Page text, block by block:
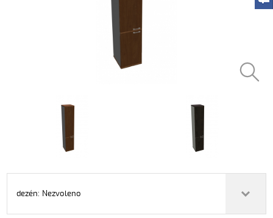
dezén: Nezvoleno